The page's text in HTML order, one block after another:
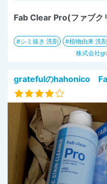
Fab Clear Pro(ファブク
シミ抜き 洗剤 植物由来 洗剤
株式会社
gratefulのhahonico